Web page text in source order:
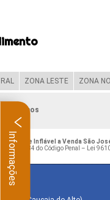
ZONA LESTE ZONA
Mascote Inflável a Venda São
artigo 184 do Código Penal –
Lei
Informações